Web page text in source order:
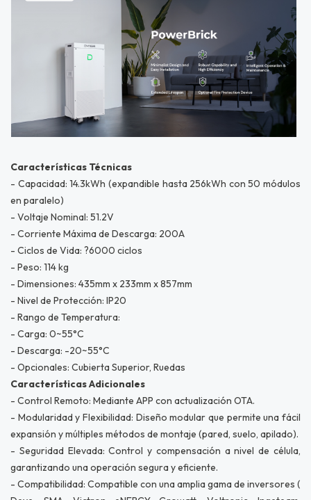
Características Técnicas
- Capacidad: 14.3kWh (expandible hasta 256kWh con 50 módulos
en paralelo)
- Voltaje Nominal: 51.2V
- Corriente Máxima de Descarga: 200A
- Ciclos de Vida: ?6000 ciclos
- Peso: 114 kg
- Dimensiones: 435mm x 233mm x 857mm
- Nivel de Protección: IP20
- Rango de Temperatura:
- Carga: 0~55°C
- Descarga: -20~55°C
- Opcionales: Cubierta Superior, Ruedas
Características Adicionales
- Control Remoto: Mediante APP con actualización OTA.
- Modularidad y Flexibilidad: Diseño modular que permite una fácil
expansión y múltiples métodos de montaje (pared, suelo, apilado).
- Seguridad Elevada: Control y compensación a nivel de célula,
garantizando una operación segura y eficiente.
- Compatibilidad: Compatible con una amplia gama de inversores (